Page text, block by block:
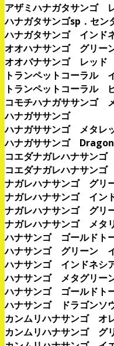
アザミハナガタサンゴ
ハナガタサンゴsp．セ
ハナガタサンゴ インド
オオハナサンゴ グリー
オオバナサンゴ レッド
トランペットコーラル
トランペットコーラル
コモチハナガササンゴ
ハナガササンゴ
ハナガササンゴ メタレ
ハナガササンゴ
コエダナガレハナサン
コエダナガレハナサン
ナガレハナサンゴ グリ
ナガレハナサンゴ イン
ナガレハナサンゴ グリ
ナガレハナサンゴ メタ
ハナサンゴ ゴールドト
ハナサンゴ グリーン
ハナサンゴ インドネシ
ハナサンゴ メタグリー
ハナサンゴ ゴールドト
ハナサンゴ ドラゴンソ
カンムリハナサンゴ オ
カンムリハナサンゴ グ